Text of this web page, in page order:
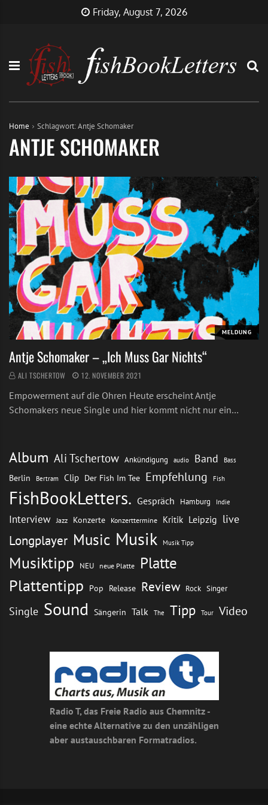
Friday, August 7, 2026
Home Schlagwort:Antje Schomaker
ANTJE SCHOMAKER
MELDUNG
Antje Schomaker – „Ich Muss Gar Nichts“
ALI TSCHERTOW 12. NOVEMBER 2021
Empowerment auf die Ohren Heute erscheint Antje
Schomakers neue Single und hier kommt nicht nur ein…
Album Ali Tschertow Ankündigung audio Band Bass
Berlin Bertram Clip Der Fish Im Tee Empfehlung Fish
FishBookLetters. Gespräch Hamburg Indie
Interview Jazz Konzerte Konzerttermine Kritik Leipzig live
Longplayer Music Musik Musik Tipp
Musiktipp NEU neue Platte Platte
Plattentipp Pop Release Review Rock Singer
Single Sound Sängerin Talk The Tipp Tour Video
Radio T, das Freie Radio aus Chemnitz -
eine echte Alternative zu den unzähligen
aber austauschbaren Formatradios.